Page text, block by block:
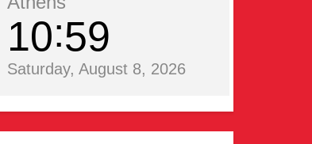
10 59
Saturday, August 8, 2026